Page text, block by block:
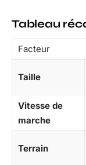
Tableau
Facteur
Taille
Vitesse de
marche
Terrain